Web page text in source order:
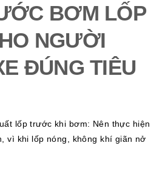
BƠM LỐP
NGƯỜI
ĐÚNG TIÊU
lốp trước khi bơm: Nên thực hiện
vì khi lốp nóng, không khí giãn nở